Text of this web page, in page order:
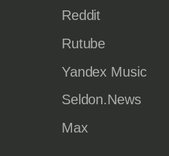
Reddit
Rutube
Yandex Music
Seldon.News
Max